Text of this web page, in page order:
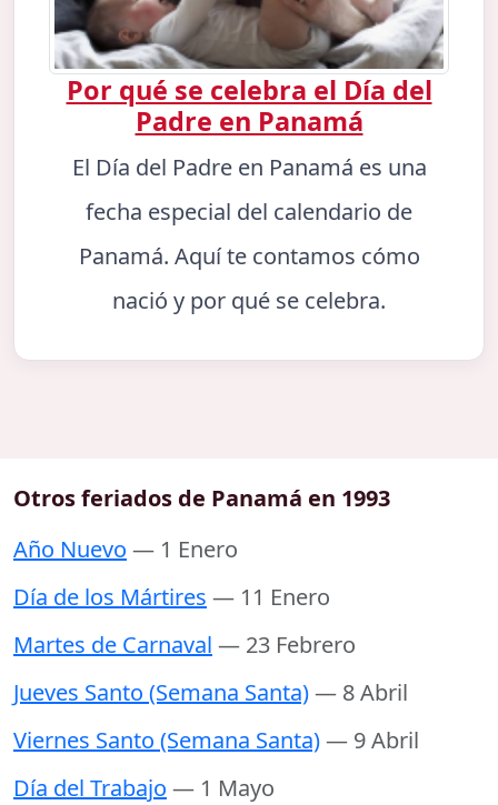
Por qué se celebra el Día del
Padre en Panamá
El Día del Padre en Panamá es una
fecha especial del calendario de
Panamá. Aquí te contamos cómo
nació y por qué se celebra.
Otros feriados de Panamá en 1993
Año Nuevo — 1 Enero
Día de los Mártires — 11 Enero
Martes de Carnaval — 23 Febrero
Jueves Santo (Semana Santa)— 8 Abril
Viernes Santo (Semana Santa)— 9 Abril
Día del Trabajo — 1 Mayo